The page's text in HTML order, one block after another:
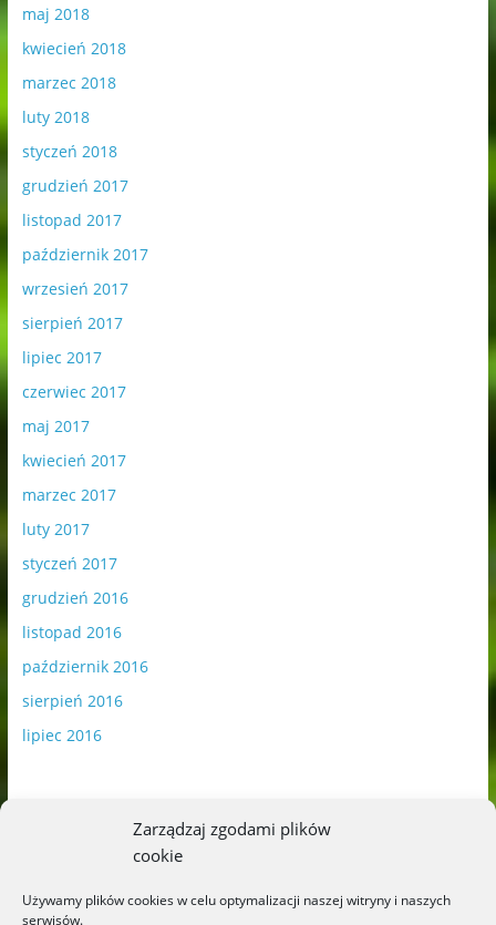
Zarządzaj zgodami plików
cookie
Używamy plików cookies w celu optymalizacji naszej witryny i naszych
serwisów.
maj 2018
kwiecień 2018
marzec 2018
luty 2018
styczeń 2018
grudzień 2017
listopad 2017
październik 2017
wrzesień 2017
sierpień 2017
lipiec 2017
czerwiec 2017
maj 2017
kwiecień 2017
marzec 2017
luty 2017
styczeń 2017
grudzień 2016
listopad 2016
październik 2016
sierpień 2016
lipiec 2016